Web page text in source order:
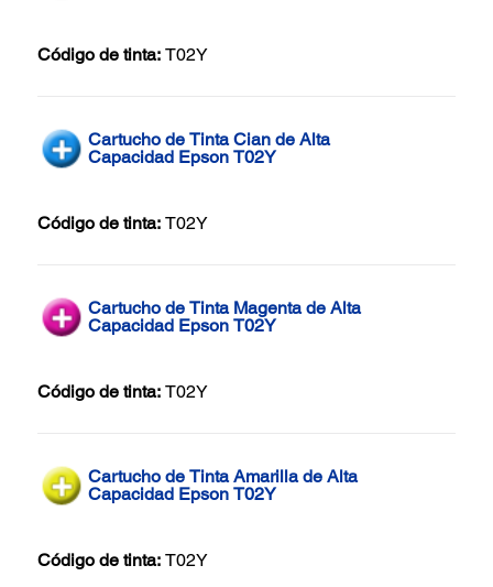
Código de tinta: T02Y
Cartucho de Tinta Cian de Alta
Capacidad Epson T02Y
Código de tinta: T02Y
Cartucho de Tinta Magenta de Alta
Capacidad Epson T02Y
Código de tinta: T02Y
Cartucho de Tinta Amarilla de Alta
Capacidad Epson T02Y
Código de tinta: T02Y